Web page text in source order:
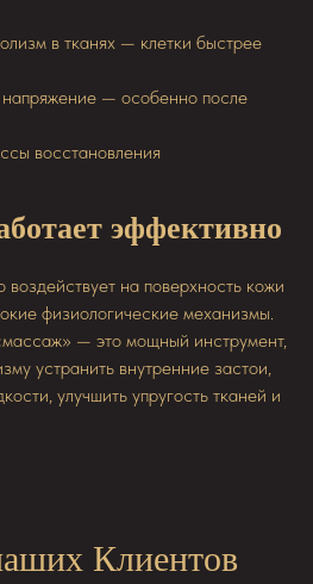
в тканях — клетки быстрее
— особенно после
восстановления
эффективно
на поверхность кожи
физиологические механизмы.
— это мощный инструмент,
устранить внутренние застои,
улучшить упругость тканей и
Клиентов